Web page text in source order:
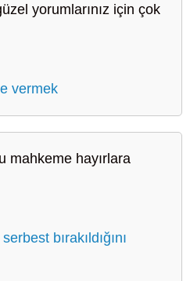
yorumlarınız için çok
vermek
mahkeme hayırlara
bırakıldığını